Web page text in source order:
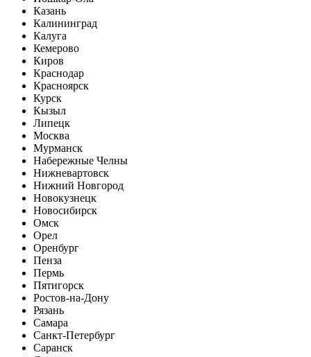
Казань
Калининград
Калуга
Кемерово
Киров
Краснодар
Красноярск
Курск
Кызыл
Липецк
Москва
Мурманск
Набережные Челны
Нижневартовск
Нижний Новгород
Новокузнецк
Новосибирск
Омск
Орел
Оренбург
Пенза
Пермь
Пятигорск
Ростов-на-Дону
Рязань
Самара
Санкт-Петербург
Саранск